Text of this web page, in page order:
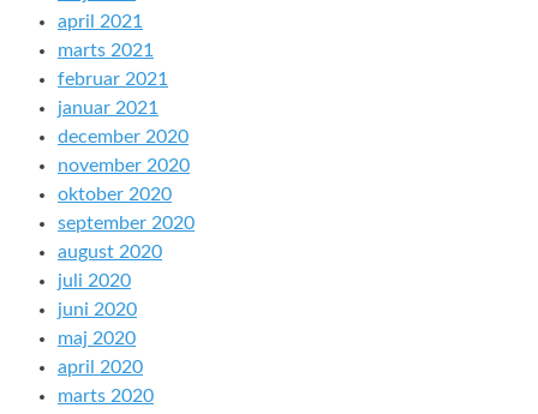
april 2021
marts 2021
februar 2021
januar 2021
december 2020
november 2020
oktober 2020
september 2020
august 2020
juli 2020
juni 2020
maj 2020
april 2020
marts 2020